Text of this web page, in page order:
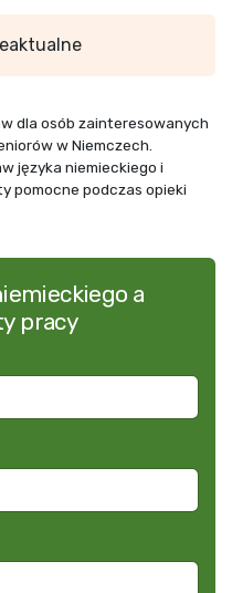
dla osób zainteresowanych
w Niemczech.
języka niemieckiego i
pomocne podczas opieki
a
pracy